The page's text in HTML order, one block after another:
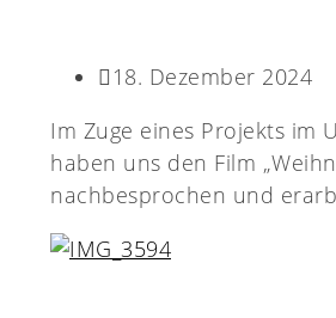
18. Dezember 2024
Im Zuge eines Projekts im
haben uns den Film
nachbesprochen und